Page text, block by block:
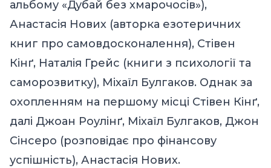
альбому «Дубай без хмарочосів»),
Анастасія Нових (авторка езотеричних
книг про самовдосконалення), Стівен
Кінґ, Наталія Грейс (книги з психології та
саморозвитку), Міхаїл Булгаков. Однак за
охопленням на першому місці Стівен Кінґ,
далі Джоан Роулінґ, Міхаїл Булгаков, Джон
Сінсеро (розповідає про фінансову
успішність), Анастасія Нових.